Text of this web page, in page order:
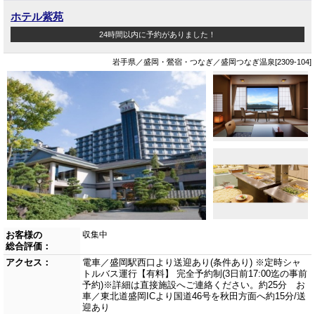
ホテル紫苑
24時間以内に予約がありました！
岩手県／盛岡・鶯宿・つなぎ／盛岡つなぎ温泉[2309-104]
お客様の
総合評価：
収集中
アクセス：
電車／盛岡駅西口より送迎あり(条件あり) ※定時シャ
トルバス運行【有料】 完全予約制(3日前17:00迄の事前
予約)※詳細は直接施設へご連絡ください。約25分 お
車／東北道盛岡ICより国道46号を秋田方面へ約15分/送
迎あり